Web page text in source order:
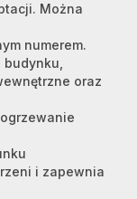
Można
numerem.
budynku,
oraz
i zapewnia